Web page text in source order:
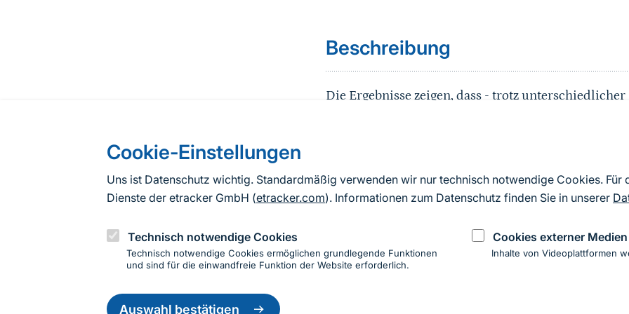
Cookie-Einstellungen
Uns ist Datenschutz wichtig. Standardmäßig verwenden wir nur technisch notwendige Cookies. Für
Dienste der etracker GmbH (etracker.com). Informationen zum Datenschutz finden Sie in unserer
Technisch notwendige Cookies
Technisch notwendige Cookies ermöglichen grundlegende Funktionen
und sind für die einwandfreie Funktion der Website erforderlich.
Cookies externer Medien
Inhalte von Videoplattformen
Auswahl bestätigen
Einwilligung
zurückziehen
Beschreibung
Die Ergebnisse zeigen, dass - trotz
Die aufgezeigten Synergiepotenzialen zwischen
legeneine systematische Vertiefung nahe. Vor allem